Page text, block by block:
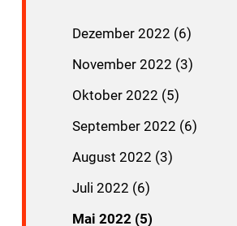
Dezember 2022 (6)
November 2022 (3)
Oktober 2022 (5)
September 2022 (6)
August 2022 (3)
Juli 2022 (6)
Mai 2022 (5)